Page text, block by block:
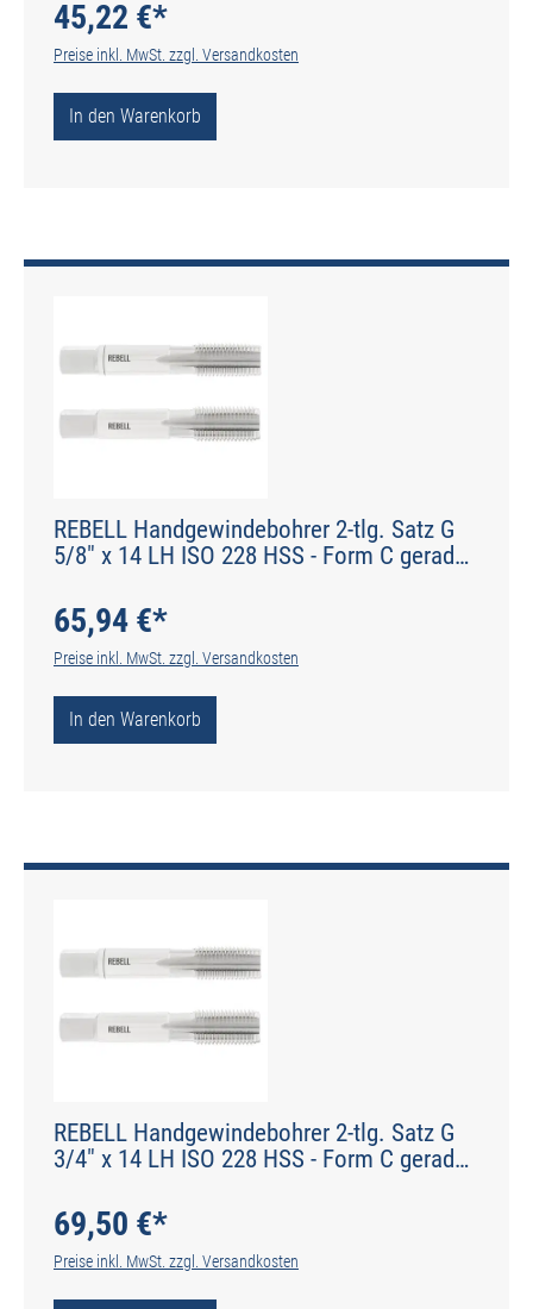
45,22 €*
Preise inkl. MwSt. zzgl. Versandkosten
In den Warenkorb
REBELL Handgewindebohrer 2-tlg. Satz G
5/8" x 14 LH ISO 228 HSS - Form C gerade
65,94 €*
Preise inkl. MwSt. zzgl. Versandkosten
In den Warenkorb
REBELL Handgewindebohrer 2-tlg. Satz G
3/4" x 14 LH ISO 228 HSS - Form C gerade
69,50 €*
Preise inkl. MwSt. zzgl. Versandkosten